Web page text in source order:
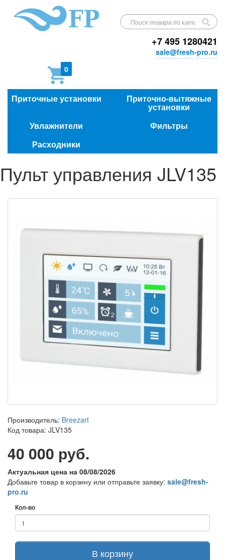
+7 495 1280421
sale@fresh-pro.ru
0
Приточные установки Приточно-вытяжные
установки
Увлажнители
Фильтры
Расходники
Пульт управления JLV135
Производитель: Breezart
Код товара: JLV135
40 000 руб.
Актуальная цена на 08/08/2026
Добавьте товар в корзину или отправьте заявку: sale@fresh-
pro.ru
Кол-во
В корзину